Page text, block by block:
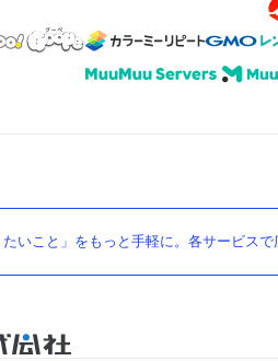
いこと」をもっと手軽に。各サービス